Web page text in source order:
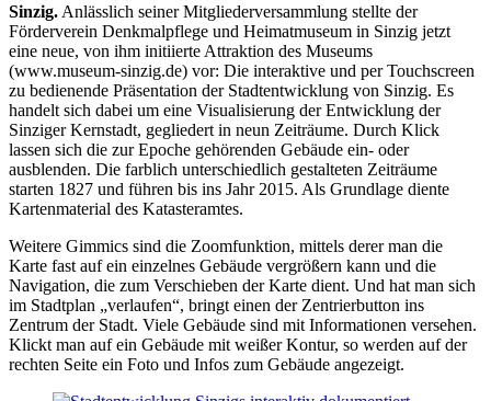
Sinzig. Anlässlich seiner Mitgliederversammlung stellte der
Förderverein Denkmalpflege und Heimatmuseum in Sinzig jetzt
eine neue, von ihm initiierte Attraktion des Museums
(www.museum-sinzig.de) vor: Die interaktive und per Touchscreen
zu bedienende Präsentation der Stadtentwicklung von Sinzig. Es
handelt sich dabei um eine Visualisierung der Entwicklung der
Sinziger Kernstadt, gegliedert in neun Zeiträume. Durch Klick
lassen sich die zur Epoche gehörenden Gebäude ein- oder
ausblenden. Die farblich unterschiedlich gestalteten Zeiträume
starten 1827 und führen bis ins Jahr 2015. Als Grundlage diente
Kartenmaterial des Katasteramtes.
Weitere Gimmics sind die Zoomfunktion, mittels derer man die
Karte fast auf ein einzelnes Gebäude vergrößern kann und die
Navigation, die zum Verschieben der Karte dient. Und hat man sich
im Stadtplan „verlaufen“, bringt einen der Zentrierbutton ins
Zentrum der Stadt. Viele Gebäude sind mit Informationen versehen.
Klickt man auf ein Gebäude mit weißer Kontur, so werden auf der
rechten Seite ein Foto und Infos zum Gebäude angezeigt.